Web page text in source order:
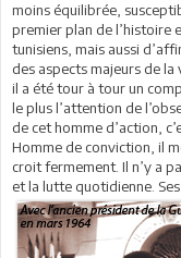
moins équilibrée,
premier plan de l’histoire
tunisiens, mais aussi
des aspects majeurs de
il a été tour à tour un
le plus l’attention de
de cet homme d’action,
Homme de conviction, il
croit fermement. Il n’y a
et la lutte quotidienne.